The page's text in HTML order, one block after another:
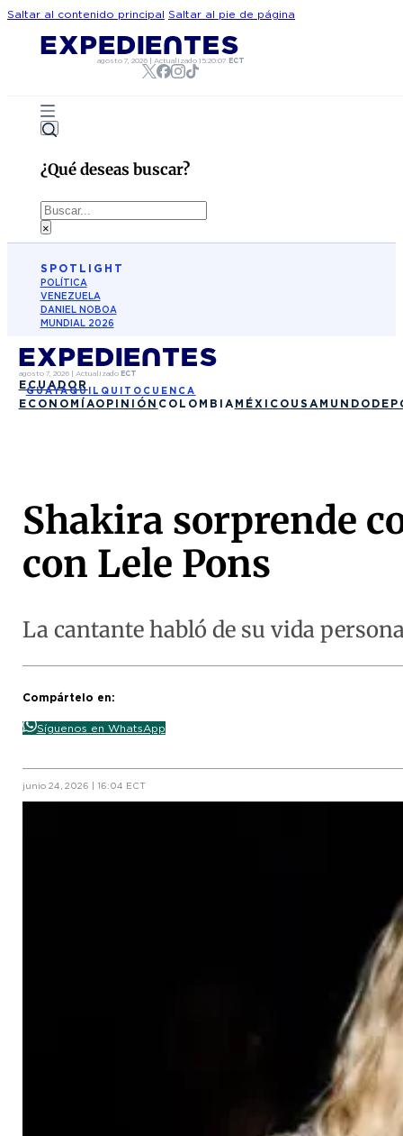
Saltar al contenido principal Saltar al pie de página
agosto 7, 2026 |Actualizado15:20:07 ECT
¿Qué deseas buscar?
Buscar
×
SPOTLIGHT
POLÍTICA
VENEZUELA
DANIEL NOBOA
MUNDIAL 2026
agosto 7, 2026| Actualizado ECT
ECUADOR
GUAYAQUIL QUITO CUENCA
ECONOMÍAOPINIÓN COLOMBIA MÉXICO USA MUNDO
Shakira sorprende
con Lele Pons
La cantante habló de su vida
Compártelo en:
Síguenos en WhatsApp
junio 24, 2026 | 16:04 ECT